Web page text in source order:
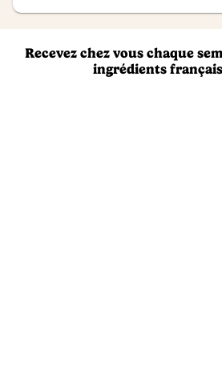
Recevez chez vous chaque
ingrédients